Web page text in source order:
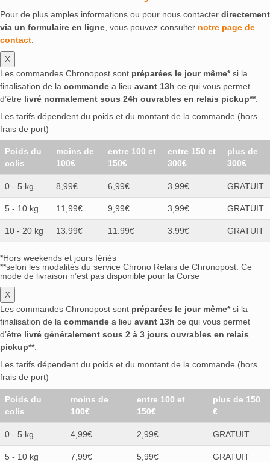
Pour de plus amples informations ou pour nous contacter directement
via un formulaire en ligne , vous pouvez consulter notre page de
contact
X
Les commandes Chronopost sont préparées le jour même*si la
finalisation de la commande a lieu avant 13h ce qui vous permet
d’être livré normalement sous 24h ouvrables en relais pickup**.
Les tarifs dépendent du poids et du montant de la commande (hors
frais de port)
Poids du
colis
moins de
100€
entre 100 et
150€
entre 150 et
300€
plus de
300€
0 - 5 kg 8,99€ 6,99€ 3,99€ GRATUIT
5 - 10 kg 11,99€ 9,99€ 3,99€ GRATUIT
10 - 20 kg 13.99€ 11.99€ 3.99€ GRATUIT
*Hors weekends et jours fériés
**selon les modalités du service Chrono Relais de Chronopost. Ce
mode de livraison n’est pas disponible pour la Corse
X
Les commandes Chronopost sont préparées le jour même*si la
finalisation de la commande a lieu avant 13h ce qui vous permet
d’être livré généralement sous 2 à 3 jours ouvrables en relais
pickup**.
Les tarifs dépendent du poids et du montant de la commande (hors
frais de port)
Poids du
colis
moins de
100€
entre 100 et
150€
plus de 150
€
0 - 5 kg 4,99€ 2,99€ GRATUIT
5 - 10 kg 7,99€ 5,99€ GRATUIT